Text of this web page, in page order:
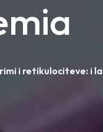
i retikulociteve: i